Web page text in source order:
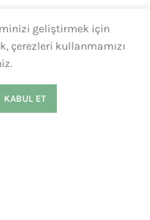
geliştirmek için
çerezleri kullanmamızı
KABUL ET
Hesabım